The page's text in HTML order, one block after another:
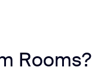
Rooms?